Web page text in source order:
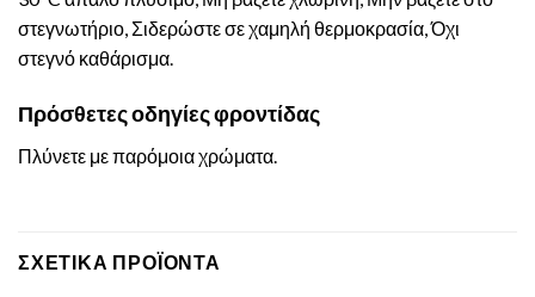
στεγνωτήριο, Σιδερώστε σε χαμηλή θερμοκρασία, Όχι
στεγνό καθάρισμα.
Πρόσθετες οδηγίες φροντίδας
Πλύνετε με παρόμοια χρώματα.
ΣΧΕΤΙΚΆ ΠΡΟΪΌΝΤΑ